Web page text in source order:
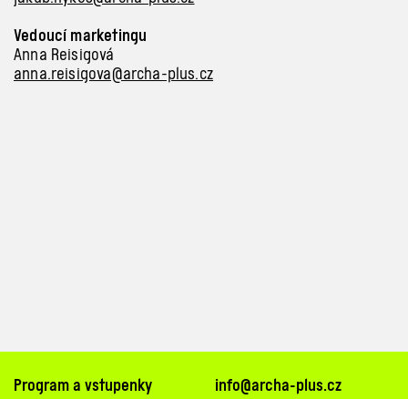
Vedoucí marketingu
Anna Reisigová
anna.reisigova@archa-plus.cz
Program a vstupenky
info@archa-plus.cz